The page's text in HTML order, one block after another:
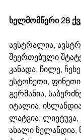
ხელმომწერი 28
ავსტრალია,
შეერთებული
კანადა, ჩილე,
ესტონეთი,
გერმანია,
იტალია,
ლატვია, ლიეტუვა,
ახალი ზელანდია,